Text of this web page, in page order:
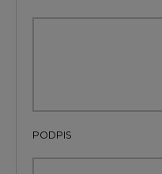
PODPIS